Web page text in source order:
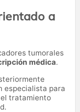
a
tumorales
médica.
especialista para
tratamiento